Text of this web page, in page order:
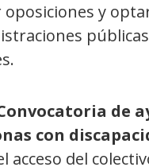
y
de
con
acceso del